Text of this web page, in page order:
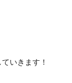
いきます！